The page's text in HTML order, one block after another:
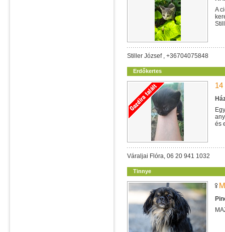
A
Stiller József , +36704075848
Erdőkertes
és
Váraljai Flóra, 06 20 941 1032
Tinnye